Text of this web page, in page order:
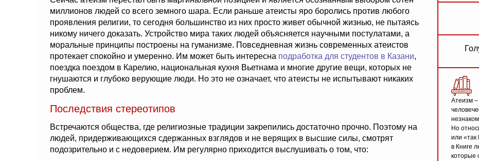
миллионов людей со всего земного шара. Если раньше атеисты яро боролись против любого
проявления религии, то сегодня большинство из них просто живет обычной жизнью, не пытаясь
никому ничего доказать. Устройство мира таких людей объясняется научными постулатами, а
моральные принципы построены на гуманизме. Повседневная жизнь современных атеистов
протекает спокойно и умеренно. Им может быть интересна подработка для студентов в Казани,
поездка поездом в Карелию, национальная кухня Вьетнама и многие другие вещи, которых не
гнушаются и глубоко верующие люди. Но это не означает, что атеисты не испытывают никаких
проблем.
Последствия стереотипов
Встречаются общества, где религиозные традиции закрепились достаточно прочно. Поэтому на
людей, придерживающихся сдержанных взглядов и не верящих в высшие силы, смотрят
подозрительно и с недоверием. Им регулярно приходится выслушивать о том, что:
Атеизм
Но
или «так
в Книге
которые